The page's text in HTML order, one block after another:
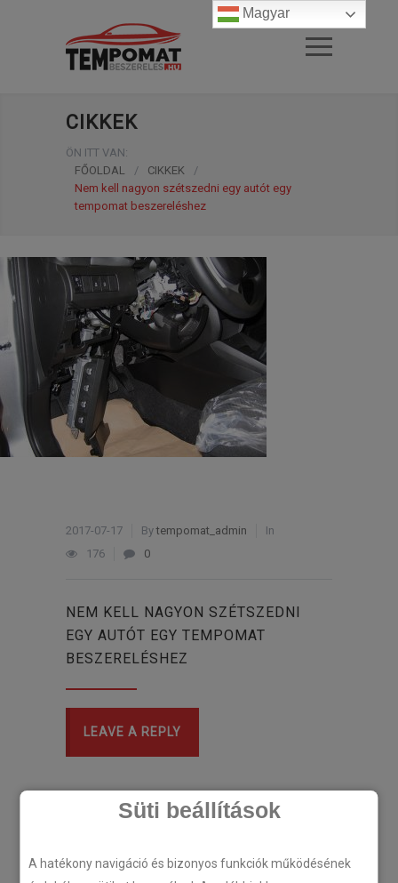
Süti beállítások
A hatékony navigáció és bizonyos funkciók működésének
CIKKEK
ÖN ITT VAN:
FŐOLDAL
/ CIKKEK
/
Nem kell nagyon szétszedni egy autót egy
tempomat beszereléshez
2017-07-17 Bytempomat_admin
In
176
0
NEM KELL NAGYON SZÉTSZEDNI
EGY AUTÓT EGY TEMPOMAT
BESZERELÉSHEZ
LEAVE A REPLY
Magyar